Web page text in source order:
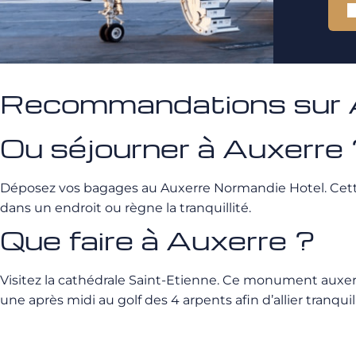
Recommandations sur
Ou séjourner à Auxerre
Déposez vos bagages au Auxerre Normandie Hotel.
dans un endroit ou règne la tranquillité.
Que faire à Auxerre ?
Visitez la cathédrale Saint-Etienne. Ce monument
une après midi au golf des 4 arpents afin d’allier